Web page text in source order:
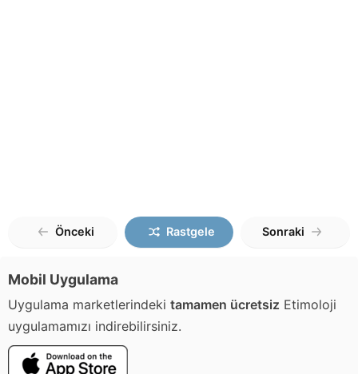
Önceki Rastgele Sonraki
Mobil Uygulama
Uygulama marketlerindeki tamamen ücretsiz Etimoloji
uygulamamızı indirebilirsiniz.